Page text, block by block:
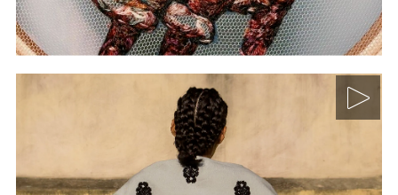
Curso: Historia de la pintura mural. Módulo III. La
pintura mexicana en el siglo XX